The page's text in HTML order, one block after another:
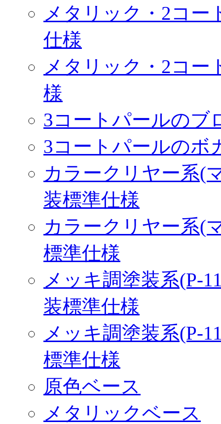
メタリック・2コー
仕様
メタリック・2コー
様
3コートパールのブ
3コートパールのボ
カラークリヤー系(
装標準仕様
カラークリヤー系(
標準仕様
メッキ調塗装系(P-
装標準仕様
メッキ調塗装系(P-
標準仕様
原色ベース
メタリックベース